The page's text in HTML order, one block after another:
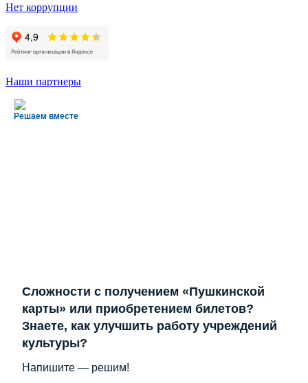
Нет коррупции
Наши партнеры
Решаем вместе
Сложности с получением «Пушкинской
карты» или приобретением билетов?
Знаете, как улучшить работу учреждений
культуры?
Напишите — решим!